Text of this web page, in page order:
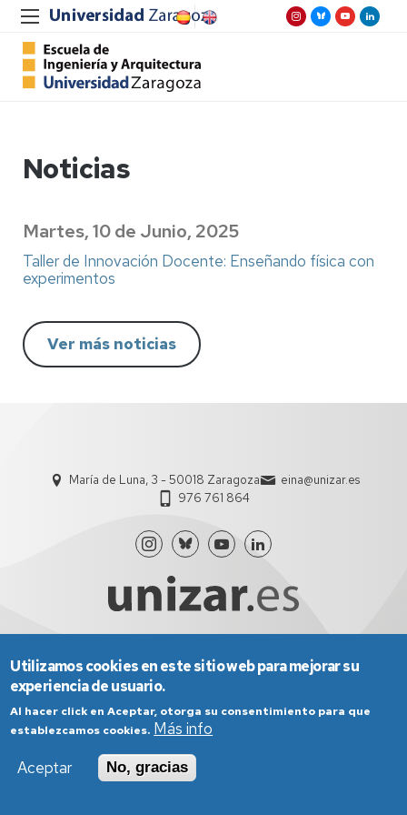
Noticias
Martes, 10 de Junio, 2025
Taller de Innovación Docente: Enseñando física con
experimentos
Ver más noticias
María de Luna, 3 - 50018 Zaragoza
eina@unizar.es
976 761 864
Aviso Legal
Condiciones generales de uso
Política de Privacidad
Utilizamos cookies en este sitio web para mejorar su
experiencia de usuario.
Al hacer click en Aceptar, otorga su consentimiento para que
establezcamos cookies. Más info
Aceptar
No, gracias